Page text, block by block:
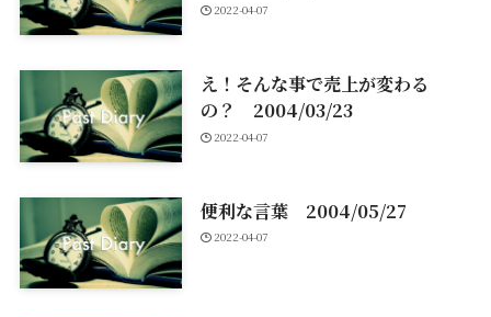
2022-04-07
え！そんな事で売上が変わる
の？ 2004/03/23
2022-04-07
便利な言葉 2004/05/27
2022-04-07